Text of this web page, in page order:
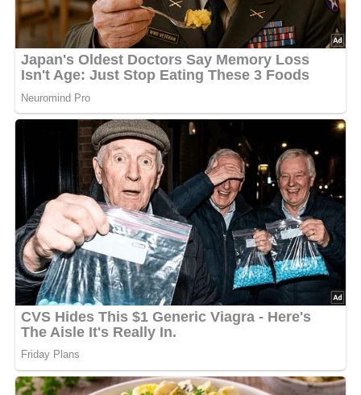
das sich wunderbar für die kalte Jahreszeit einmachen
lässt. Ursprünglich aus der ungarischen Küche stammend,
hat sich dieses Rezept in vielen osteuropäischen Ländern
verbreitet und ist vor allem in Serbien ein beliebtes Gericht,
das Familien wärmt und den Geschmack des Sommers
konserviert.
Was diesesSerbische Lecso
so besonders macht, ist die
einfache, aber perfekte Kombination ausreifem Gemüse
und würzigem Gänsefett. Die Zubereitung ist
unkompliziert, und wenn du das Lecso in Weckgläsern
einmachst, kannst du auch im tiefsten Winter ein
Stückchen Sommer auf den Tisch bringen. Ob als
eigenständiges Gericht, als Beilage zu Fleisch oder als
würzige Basis für Eintöpfe – Lecso ist vielseitig und
bereichert jede Mahlzeit.
geschmorten
zusammenlaufen. Und das Einmachen in Gläser sorgt